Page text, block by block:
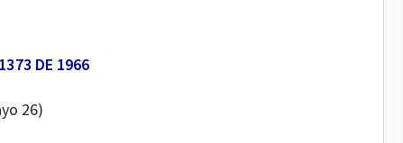
DE 1966
26)